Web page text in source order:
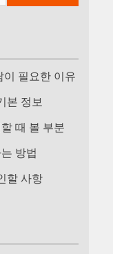
이 필요한 이유
본 정보
때 볼 부분
방법
할 사항